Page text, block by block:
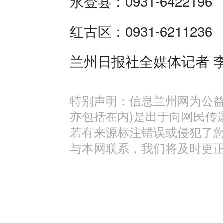
红古区：0931-6211236
兰州日报社全媒体记者
特别声明：信息兰州网为公
亦包括在内)是出于向网民
若有来源标注错误或侵犯了
与本网联系，我们将及时更